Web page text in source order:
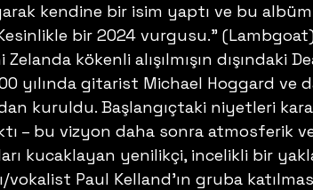
kendine bir isim yaptı ve bu
bir 2024 vurgusu.”
Zelanda kökenli alışılmışın dışındaki
yılında gitarist Michael Hoggard ve
kuruldu. Başlangıçtaki niyetleri
– bu vizyon daha sonra atmosferik
kucaklayan yenilikçi, incelikli bir
vokalist Paul Kelland’ın gruba